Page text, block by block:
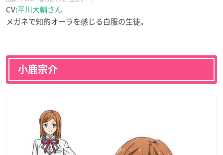
CV:平川大輔さん
メガネで知的オーラを感じる白服の生徒。
小鹿宗介